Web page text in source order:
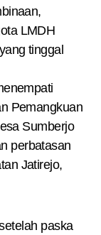
LMDH
tinggal
Pemangkuan
Sumberjo
perbatasan
Jatirejo,
paska